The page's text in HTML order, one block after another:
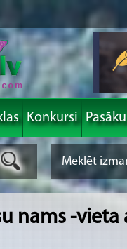
Konkursi
nams -